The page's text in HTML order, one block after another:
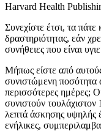
Harvard Health
Συνεχίστε έτσι, τα
δραστηριότητας, εάν
συνήθειες που είναι
Μήπως είστε από
συνιστώμενη ποσότητα
περισσότερες ημέρες;
συνιστούν
λεπτά άσκησης υψηλής
ενήλικες,